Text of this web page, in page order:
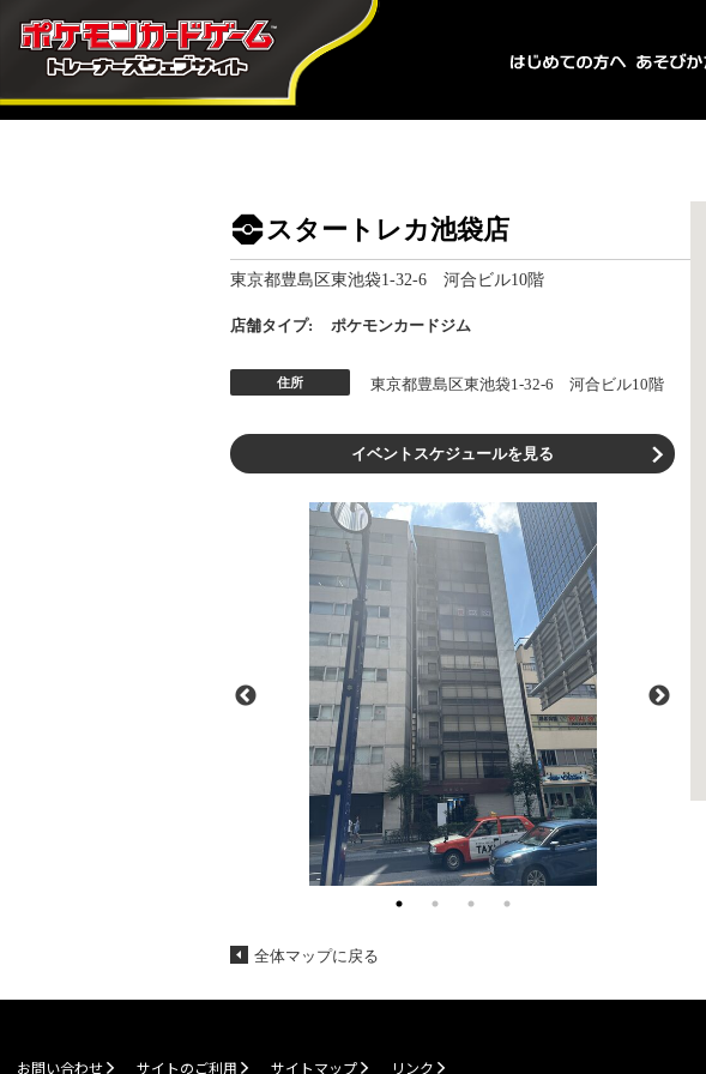
スタートレカ池袋店
東京都豊島区東池袋1-32-6 河合ビル10階
店舗タイプ: ポケモンカードジム
住所 東京都豊島区東池袋1-32-6 河合ビル10階
イベントスケジュールを見る
全体マップに戻る
お問い合わせ サイトのご利用 サイトマップ リンク